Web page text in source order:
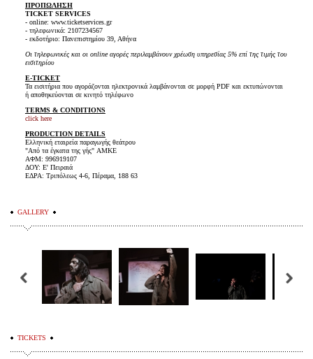
ΠΡΟΠΩΛΗΣΗ
TICKET SERVICES
- online: www.ticketservices.gr
- τηλεφωνικά: 2107234567
- εκδοτήριο: Πανεπιστημίου 39, Αθήνα
Οι τηλεφωνικές και οι online αγορές περιλαμβάνουν χρέωση υπηρεσίας 5% επί της τιμής του
εισιτηρίου
E-TICKET
Τα εισιτήρια που αγοράζονται ηλεκτρονικά λαμβάνονται σε μορφή PDF και εκτυπώνονται
ή αποθηκεύονται σε κινητό τηλέφωνο
TERMS & CONDITIONS
click here
PRODUCTION DETAILS
Ελληνική εταιρεία παραγωγής θεάτρου
"Από τα έγκατα της γής" AMKE
ΑΦΜ: 996919107
ΔΟΥ: Ε' Πειραιά
ΕΔΡΑ: Τριπόλεως 4-6, Πέραμα, 188 63
GALLERY
TICKETS